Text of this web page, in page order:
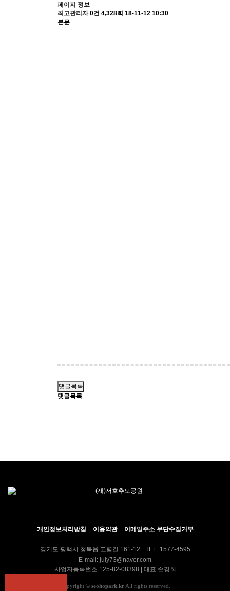
페이지 정보
최고관리자 0건 4,328회 18-11-12 10:30
본문
댓글목록
댓글목록
개인정보처리방침 이용약관 이메일주소 무단수집거부
경기도 평택시 청북읍 고렴길 161-12
TEL: 1577-4595
E-mail: juiy73@naver.com
사업자등록번호 125-82-08398 | 대표 손경희
Copyright© seohopark.kr All rights reserved.